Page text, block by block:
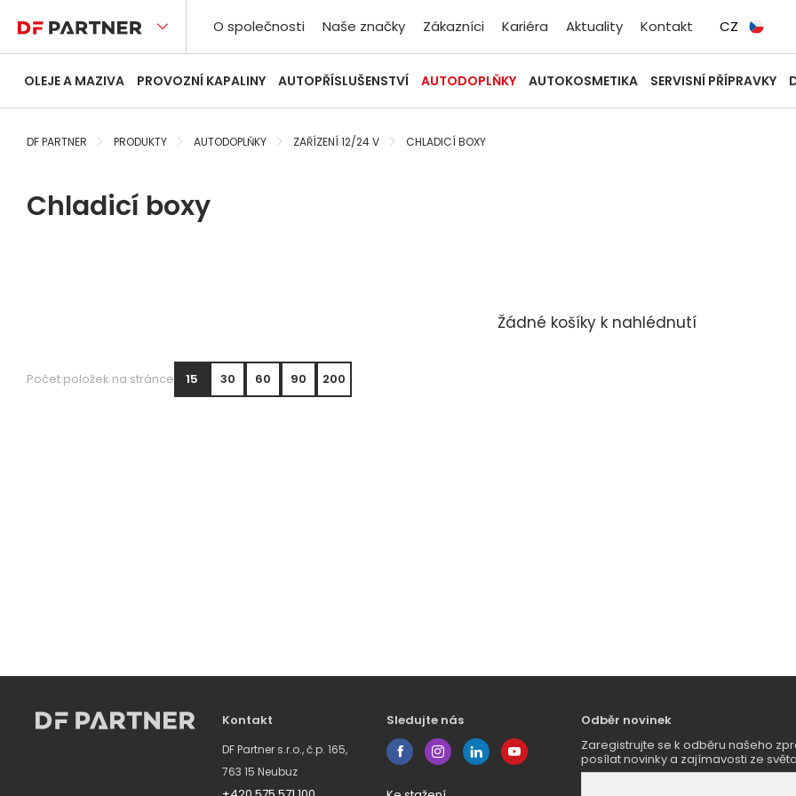
O společnosti Naše značky Zákazníci Kariéra Aktuality Kontakt CZ
OLEJE A MAZIVA PROVOZNÍ KAPALINY AUTOPŘÍSLUŠENSTVÍ AUTODOPLŇKY AUTOKOSMETIKA SERVISNÍ PŘÍPRAVKY
DF PARTNER PRODUKTY AUTODOPLŇKY ZAŘÍZENÍ 12/24 V CHLADICÍ BOXY
Chladicí boxy
Žádné košíky k nahlédnutí
Počet položek na stránce 15 30 60 90 200
Kontakt
DF Partner s.r.o., č.p. 165,
763 15 Neubuz
Sledujte nás
Odběr novinek
Zaregistrujte se k odběru našeho
posílat novinky a zajímavosti ze světa